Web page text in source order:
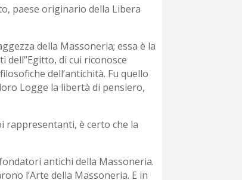
paese originario della Libera
della Massoneria; essa è la
di cui riconosce
dell’antichità. Fu quello
Logge la libertà di pensiero,
rappresentanti, è certo che la
antichi della Massoneria.
l’Arte della Massoneria. E in